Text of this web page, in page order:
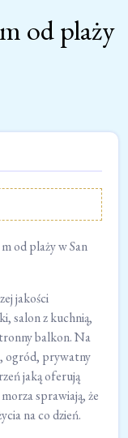
od plaży
od plaży w San
jakości
salon z kuchnią,
balkon. Na
ogród, prywatny
jaką oferują
sprawiają, że
na co dzień.